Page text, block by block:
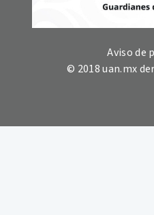
Aviso de
© 2018 uan.mx